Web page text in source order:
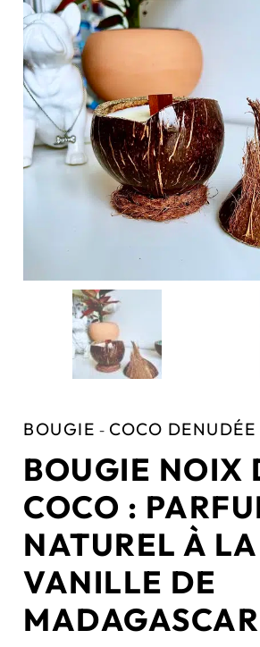
BOUGIE - COCO DENUDÉE
BOUGIE NOIX
COCO :
NATUREL À LA
VANILLE DE
MADAGASCAR